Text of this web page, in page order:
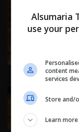
Alsumaria
use your
content
services
Store and/
Learn more